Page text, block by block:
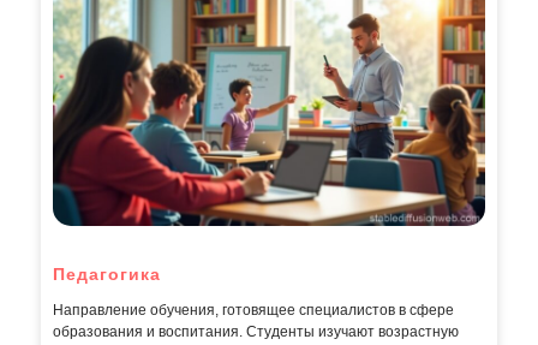
Педагогика
Направление обучения, готовящее специалистов в сфере
образования и воспитания. Студенты изучают возрастную